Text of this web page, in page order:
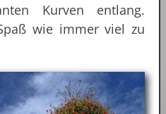
Kurven entlang.
wie immer viel zu